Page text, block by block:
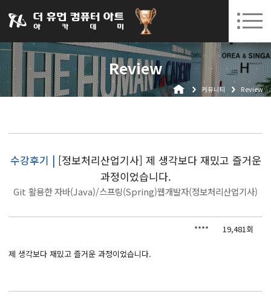
031-252-7277 수원캠퍼스 개강 08. 18.(화)
로그인 회원가입 고객센터
Review
커뮤니티 Review
수강후기 | [정보처리산업기사] 제 생각보다 재밌고 즐거운
과정이었습니다.
Git 활용한 자바(Java)/스프링(Spring)웹개발자(정보처리산업기사)
**** 19,481회
제 생각보다 재밌고 즐거운 과정이었습니다.
아카데미소개
인사말
오시는길
BIM 건축설계 및 실내건축설계(캐드(CAD),맥스(MAX),레빗(REVIT))실무자 양성과정
반응형/웹퍼블리셔/프론트엔드 웹개발자(웹디자인)